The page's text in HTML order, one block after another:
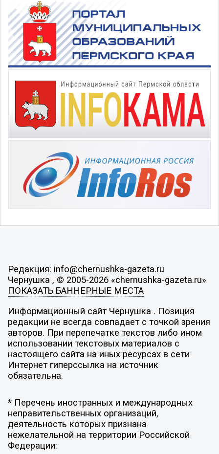
Редакция: info@chernushka-gazeta.ru
Чернушка , © 2005-2026 «chernushka-gazeta.ru»
ПОКАЗАТЬ БАННЕРНЫЕ МЕСТА
Информационный сайт Чернушка . Позиция
редакции не всегда совпадает с точкой зрения
авторов. При перепечатке текстов либо ином
использовании текстовых материалов с
настоящего сайта на иных ресурсах в сети
Интернет гиперссылка на источник
обязательна.
* Перечень иностранных и международных
неправительственных организаций,
деятельность которых признана
нежелательной на территории Российской
Федерации: